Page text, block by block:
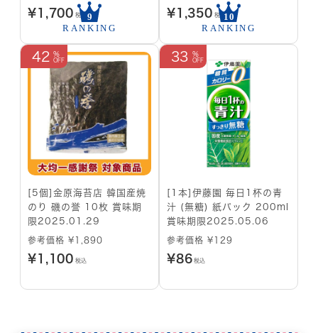
¥1,700 税込 ¥1,350 税込
42
[5個]金原海苔店 韓国産焼
のり 磯の誉 10枚 賞味期
限2025.01.29
参考価格 ¥1,890
¥1,100 税込
33
[1本]伊藤園 毎日1杯の青
汁 (無糖) 紙パック 200ml
賞味期限2025.05.06
参考価格 ¥129
¥86 税込